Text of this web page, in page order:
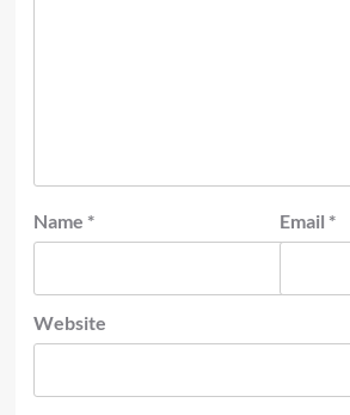
Name * Email *
Website